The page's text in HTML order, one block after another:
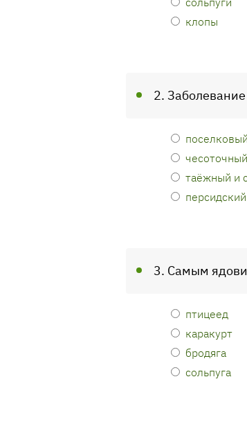
клопы
2.
поселковый
таёжный и
персидский
3. Самым
птицеед
каракурт
бродяга
сольпуга